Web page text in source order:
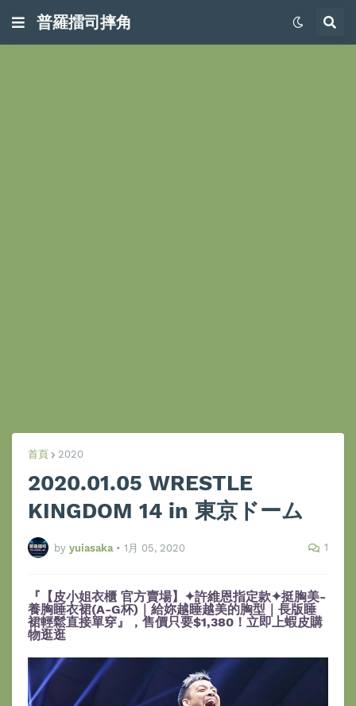
普羅擂司摔角
首頁 2020
2020.01.05 WRESTLE
KINGDOM 14 in 東京ドーム
by yuiasaka • 1月 05, 2020 1
『【皮小姐衣櫃 官方賣場】✦許維恩指定款✦挺胸美-
養胸睡衣裙(A-G杯)｜給妳越睡越美的胸型｜長版睡
裙輕鬆直接單穿』，售價只要$1,380！立即上蝦皮購
物逛逛